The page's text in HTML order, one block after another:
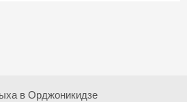
в Орджоникидзе